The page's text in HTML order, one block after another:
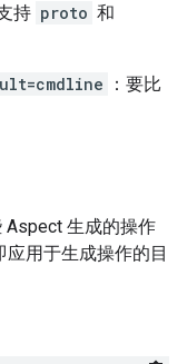
持 proto 和
：要比
Aspect 生成的操作
应用于生成操作的目